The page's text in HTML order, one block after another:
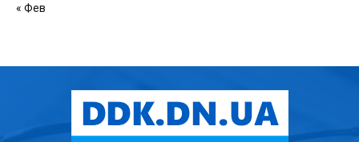
« Фев